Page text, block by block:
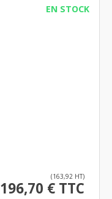
EN STOCK
(163,92 HT)
196,70 € TTC